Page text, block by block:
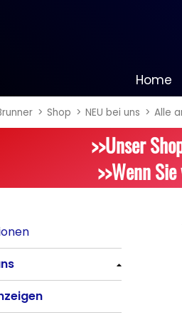
Home
Shop NEU bei uns Alle
>>Unser
>>Wenn